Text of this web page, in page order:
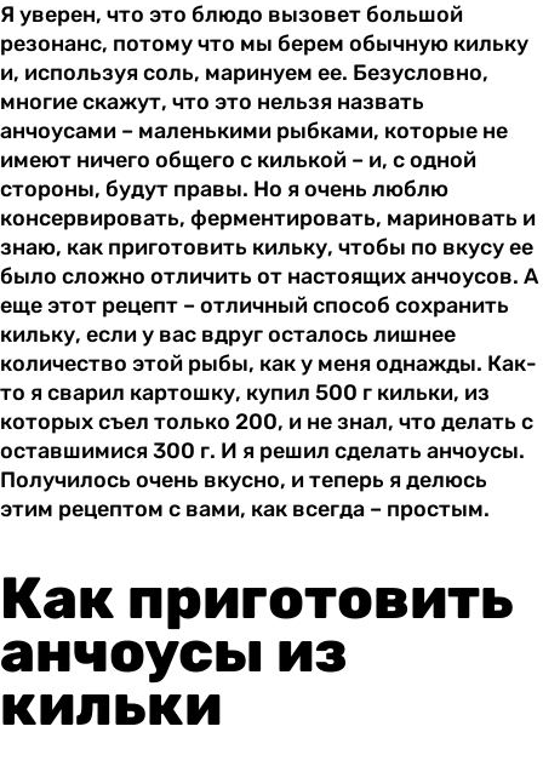
Я уверен, что это блюдо вызовет большой
резонанс, потому что мы берем обычную кильку
и, используя соль, маринуем ее. Безусловно,
многие скажут, что это нельзя назвать
анчоусами – маленькими рыбками, которые не
имеют ничего общего с килькой – и, с одной
стороны, будут правы. Но я очень люблю
консервировать, ферментировать, мариновать и
знаю, как приготовить кильку, чтобы по вкусу ее
было сложно отличить от настоящих анчоусов. А
еще этот рецепт – отличный способ сохранить
кильку, если у вас вдруг осталось лишнее
количество этой рыбы, как у меня однажды. Как-
то я сварил картошку, купил 500 г кильки, из
которых съел только 200, и не знал, что делать с
оставшимися 300 г. И я решил сделать анчоусы.
Получилось очень вкусно, и теперь я делюсь
этим рецептом с вами, как всегда – простым.
Как приготовить
анчоусы из
кильки